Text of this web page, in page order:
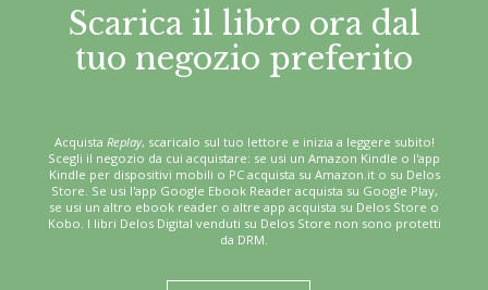
Scarica il libro ora dal
tuo negozio preferito
Acquista Replay, scaricalo sul tuo lettore e inizia a leggere subito!
Scegli il negozio da cui acquistare: se usi un Amazon Kindle o l'app
Kindle per dispositivi mobili o PC acquista su Amazon.it o su Delos
Store. Se usi l'app Google Ebook Reader acquista su Google Play,
se usi un altro ebook reader o altre app acquista su Delos Store o
Kobo. I libri Delos Digital venduti su Delos Store non sono protetti
da DRM.